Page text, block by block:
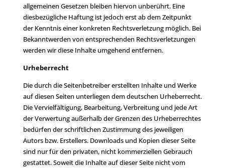
allgemeinen Gesetzen bleiben hiervon unberührt. Eine
diesbezügliche Haftung ist jedoch erst ab dem Zeitpunkt
der Kenntnis einer konkreten Rechtsverletzung möglich. Bei
Bekanntwerden von entsprechenden Rechtsverletzungen
werden wir diese Inhalte umgehend entfernen.
Urheberrecht
Die durch die Seitenbetreiber erstellten Inhalte und Werke
auf diesen Seiten unterliegen dem deutschen Urheberrecht.
Die Vervielfältigung, Bearbeitung, Verbreitung und jede Art
der Verwertung außerhalb der Grenzen des Urheberrechtes
bedürfen der schriftlichen Zustimmung des jeweiligen
Autors bzw. Erstellers. Downloads und Kopien dieser Seite
sind nur für den privaten, nicht kommerziellen Gebrauch
gestattet. Soweit die Inhalte auf dieser Seite nicht vom